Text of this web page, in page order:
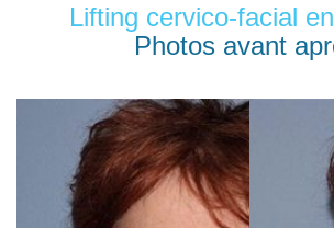
Lifting cervico-facial
Photos avant